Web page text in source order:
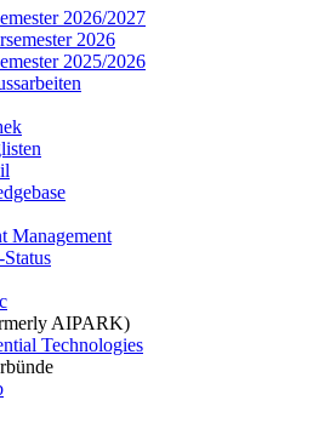
2026/2027
2026
2025/2026
Management
AIPARK)
Technologies